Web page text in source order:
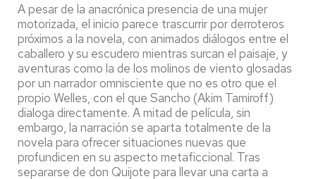
A pesar de la anacrónica presencia de una mujer
motorizada, el inicio parece trascurrir por derroteros
próximos a la novela, con animados diálogos entre el
caballero y su escudero mientras surcan el paisaje, y
aventuras como la de los molinos de viento glosadas
por un narrador omnisciente que no es otro que el
propio Welles, con el que Sancho (Akim Tamiroff)
dialoga directamente. A mitad de película, sin
embargo, la narración se aparta totalmente de la
novela para ofrecer situaciones nuevas que
profundicen en su aspecto metaficcional. Tras
separarse de don Quijote para llevar una carta a